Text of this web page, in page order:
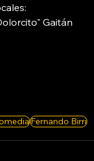
Gaitán
Fernando Birri